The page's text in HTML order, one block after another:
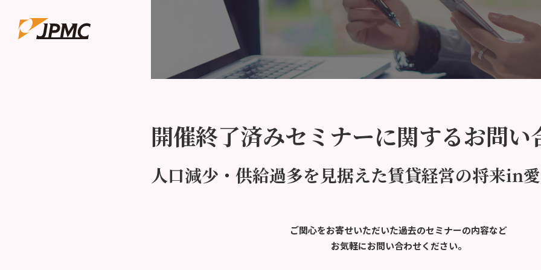
開催終了済みセミナーに関するお問い
人口減少・供給過多を見据えた賃貸経営の将来in
ご関心をお寄せいただいた過去のセミナーの内容など
お気軽にお問い合わせください。